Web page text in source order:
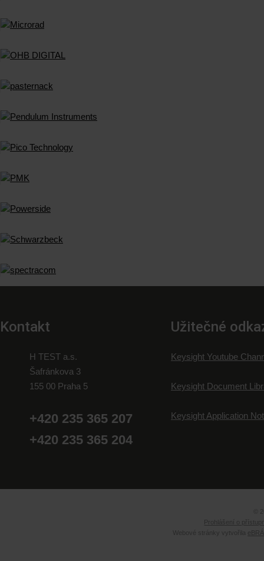
Kontakt
H TEST a.s.
Šafránkova 3
155 00 Praha 5
+420 235 365 207
+420 235 365 204
Užitečné
Keysight Youtube
Keysight Document
Keysight Application
©
Prohlášení o
Webové stránky vytvořila